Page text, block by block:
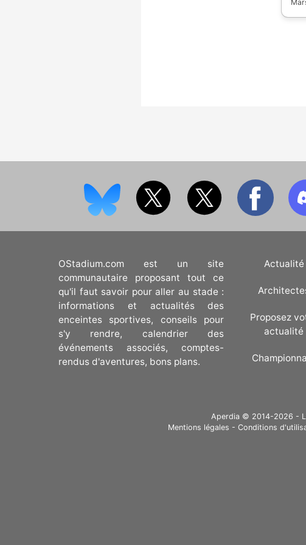
OStadium.com est un site
communautaire proposant tout ce
qu'il faut savoir pour aller au stade :
informations et actualités des
enceintes sportives, conseils pour
s'y rendre, calendrier des
événements associés, comptes-
rendus d'aventures, bons plans.
Actualité
Proposez
actualité
Aperdia © 2014-2026 -
Mentions légales - Conditions